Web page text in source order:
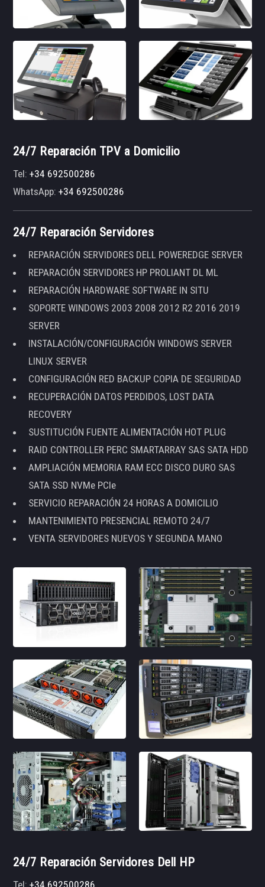
24/7 Reparación TPV a Domicilio
Tel:+34 692500286
WhatsApp:+34 692500286
24/7 Reparación Servidores
REPARACIÓN SERVIDORES DELL POWEREDGE SERVER
REPARACIÓN SERVIDORES HP PROLIANT DL ML
REPARACIÓN HARDWARE SOFTWARE IN SITU
SOPORTE WINDOWS 2003 2008 2012 R2 2016 2019
SERVER
INSTALACIÓN/CONFIGURACIÓN WINDOWS SERVER
LINUX SERVER
CONFIGURACIÓN RED BACKUP COPIA DE SEGURIDAD
RECUPERACIÓN DATOS PERDIDOS, LOST DATA
RECOVERY
SUSTITUCIÓN FUENTE ALIMENTACIÓN HOT PLUG
RAID CONTROLLER PERC SMARTARRAY SAS SATA HDD
AMPLIACIÓN MEMORIA RAM ECC DISCO DURO SAS
SATA SSD NVMe PCIe
SERVICIO REPARACIÓN 24 HORAS A DOMICILIO
MANTENIMIENTO PRESENCIAL REMOTO 24/7
VENTA SERVIDORES NUEVOS Y SEGUNDA MANO
24/7 Reparación Servidores Dell HP
Tel:+34 692500286